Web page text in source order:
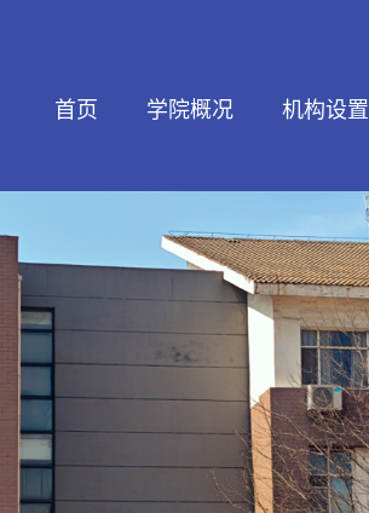
首页 学院概况 机构设置